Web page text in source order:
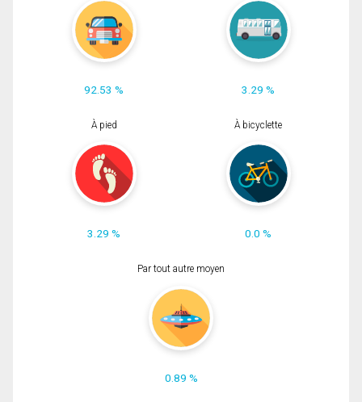
92.53 % 3.29 %
À pied
3.29 %
À bicyclette
0.0 %
Par tout autre moyen
0.89 %